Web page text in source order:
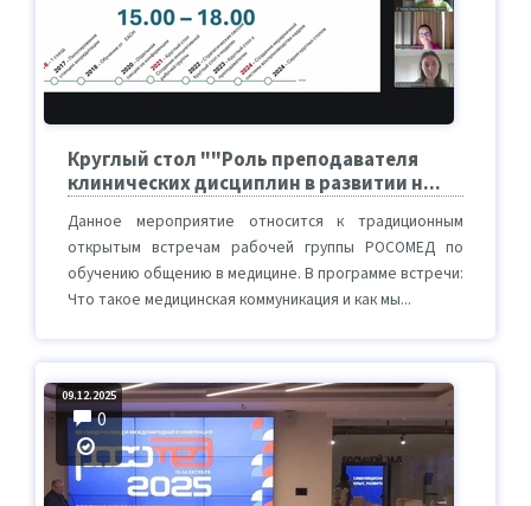
Круглый стол ""Роль преподавателя
клинических дисциплин в развитии н...
Данное мероприятие относится к традиционным
открытым встречам рабочей группы РОСОМЕД по
обучению общению в медицине. В программе встречи:
Что такое медицинская коммуникация и как мы...
09.12.2025
0